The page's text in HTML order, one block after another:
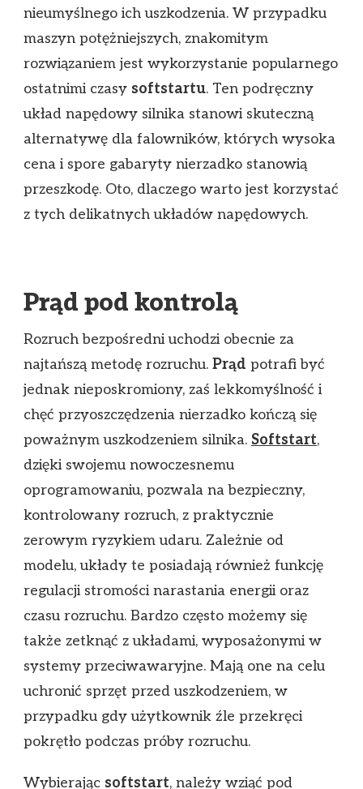
nieumyślnego ich uszkodzenia. W przypadku
maszyn potężniejszych, znakomitym
rozwiązaniem jest wykorzystanie popularnego
ostatnimi czasy softstartu. Ten podręczny
układ napędowy silnika stanowi skuteczną
alternatywę dla falowników, których wysoka
cena i spore gabaryty nierzadko stanowią
przeszkodę. Oto, dlaczego warto jest korzystać
z tych delikatnych układów napędowych.
Prąd pod kontrolą
Rozruch bezpośredni uchodzi obecnie za
najtańszą metodę rozruchu. Prąd potrafi być
jednak nieposkromiony, zaś lekkomyślność i
chęć przyoszczędzenia nierzadko kończą się
poważnym uszkodzeniem silnika. Softstart,
dzięki swojemu nowoczesnemu
oprogramowaniu, pozwala na bezpieczny,
kontrolowany rozruch, z praktycznie
zerowym ryzykiem udaru. Zależnie od
modelu, układy te posiadają również funkcję
regulacji stromości narastania energii oraz
czasu rozruchu. Bardzo często możemy się
także zetknąć z układami, wyposażonymi w
systemy przeciwawaryjne. Mają one na celu
uchronić sprzęt przed uszkodzeniem, w
przypadku gdy użytkownik źle przekręci
pokrętło podczas próby rozruchu.
Wybierając softstart, należy wziąć pod